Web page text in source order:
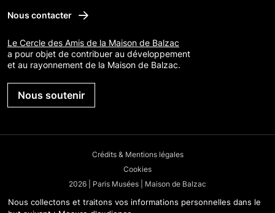
Nous collectons et traitons vos informations personnelles dans le
Nous contacter
Le Cercle des Amis de la Maison de Balzac
a pour objet de contribuer au développement
et au rayonnement de la Maison de Balzac.
Nous soutenir
Crédits & Mentions légales
Cookies
2026 | Paris Musées | Maison de Balzac